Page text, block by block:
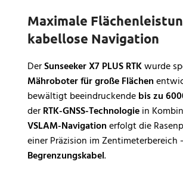
Maximale
kabellose Navigation
DerSunseeker X7 PLUS RTKwurde
Mähroboter für große Flächen
bewältigt beeindruckendebis zu
derRTK-GNSS-Technologiein
VSLAM-Navigationerfolgt die
einer Präzision im Zentimeterbereich
Begrenzungskabel.